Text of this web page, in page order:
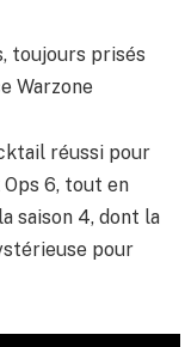
toujours prisés
Warzone
réussi pour
6, tout en
saison 4, dont la
pour